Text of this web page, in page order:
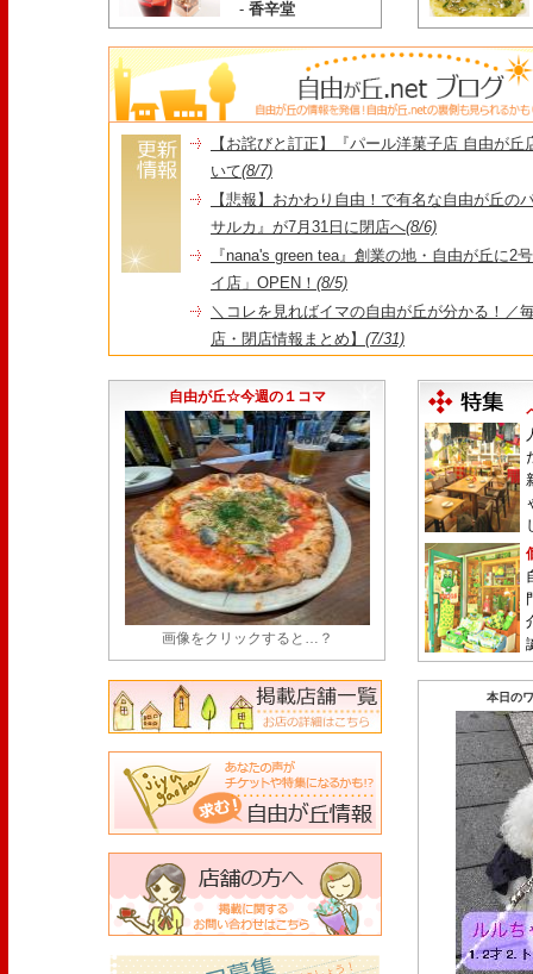
- 香辛堂
【お詫びと訂正】『パール洋菓子店 自由が
いて(8/7)
【悲報】おかわり自由！で有名な自由が丘の
サルカ』が7月31日に閉店へ(8/6)
『nana's green tea』創業の地・自由が丘に2
イ店」OPEN！ (8/5)
＼コレを見ればイマの自由が丘が分かる！／
店・閉店情報まとめ】 (7/31)
永久パス配布も！
自由が丘☆今週の１コマ
画像をクリックすると…？
本日の